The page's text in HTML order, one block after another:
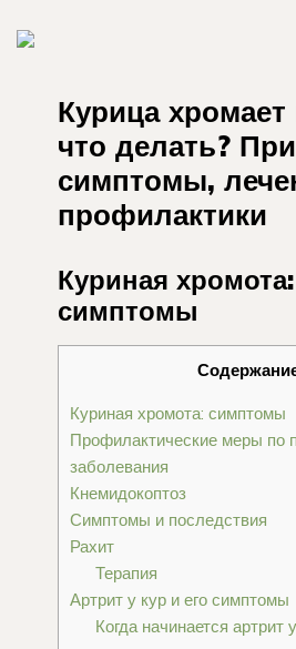
Курица хромает
что делать?
симптомы,
профилактики
Куриная хромота:
симптомы
Куриная хромота: симптомы
Профилактические меры по
заболевания
Кнемидокоптоз
Симптомы и последствия
Рахит
Терапия
Артрит у кур и его симптомы
Когда начинается